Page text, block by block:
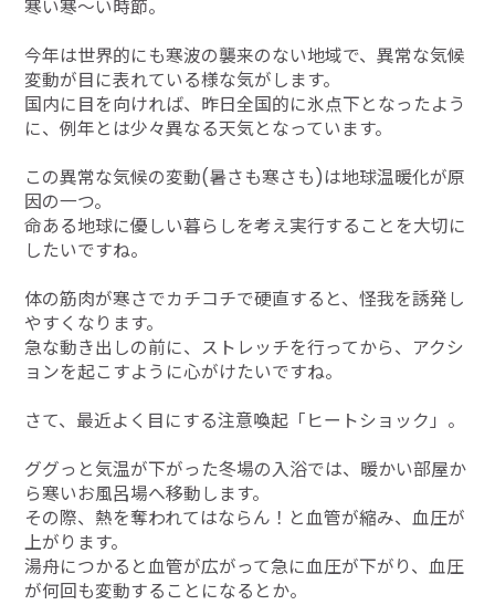
寒い寒～い時節。
今年は世界的にも寒波の襲来のない地域で、異常な気候
変動が目に表れている様な気がします。
国内に目を向ければ、昨日全国的に氷点下となったよう
に、例年とは少々異なる天気となっています。
この異常な気候の変動(暑さも寒さも)は地球温暖化が原
因の一つ。
命ある地球に優しい暮らしを考え実行することを大切に
したいですね。
体の筋肉が寒さでカチコチで硬直すると、怪我を誘発し
やすくなります。
急な動き出しの前に、ストレッチを行ってから、アクシ
ョンを起こすように心がけたいですね。
さて、最近よく目にする注意喚起「ヒートショック」。
ググっと気温が下がった冬場の入浴では、暖かい部屋か
ら寒いお風呂場へ移動します。
その際、熱を奪われてはならん！と血管が縮み、血圧が
上がります。
湯舟につかると血管が広がって急に血圧が下がり、血圧
が何回も変動することになるとか。